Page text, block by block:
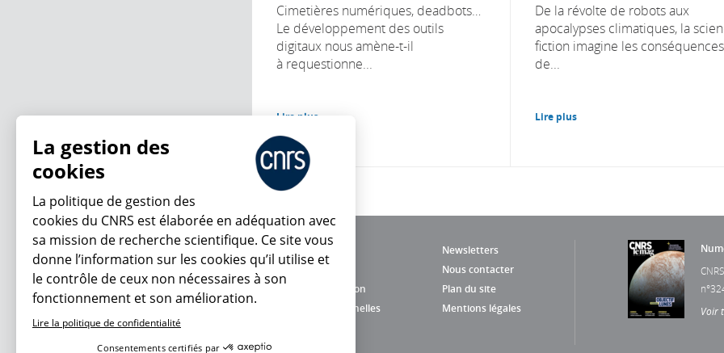
Cimetières numériques, deadbots…
Le développement des outils
digitaux nous amène-t-il
à requestionne...
Lire plus
De la révolte de robots aux
apocalypses climatiques, la
fiction imagine les conséquences
de...
Lire plus
Newsletters
Nous contacter
Charte d'utilisation
Plan du site
Données personnelles
Mentions légales
Voir
En ce moment
La gestion des
cookies
La politique de gestion des
cookies du CNRS est élaborée en adéquation avec
sa mission de recherche scientifique. Ce site vous
donne l’information sur les cookies qu’il utilise et
le contrôle de ceux non nécessaires à son
fonctionnement et son amélioration.
Lire la politique de confidentialité
Consentements certifiés par